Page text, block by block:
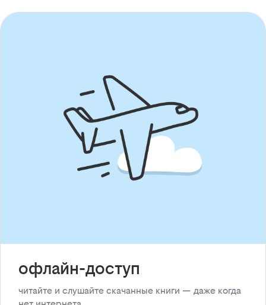
офлайн-доступ
читайте и слушайте скачанные книги — даже когда